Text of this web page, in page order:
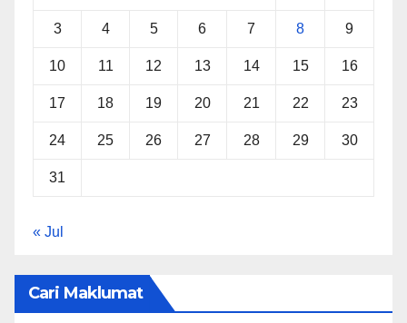
3 4 5 6 7 8 9
10 11 12 13 14 15 16
17 18 19 20 21 22 23
24 25 26 27 28 29 30
31
« Jul
Cari Maklumat